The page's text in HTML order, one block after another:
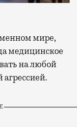
медицинское
на любой